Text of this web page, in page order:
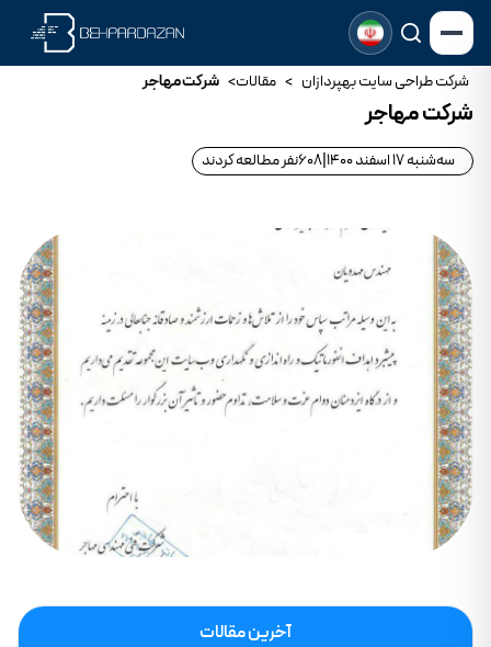
شرکت طراحی سایت بهپردازان > مقالات> شرکت مهاجر
شرکت مهاجر
سه‌شنبه 17 اسفند 1400 608نفر مطالعه کردند
آخرین مقالات